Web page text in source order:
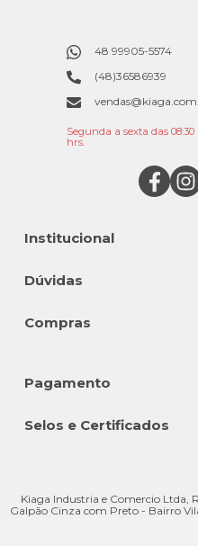
Institucional
Dúvidas
Compras
48 99905-5574
(48)36586939
Segunda a sexta das 08:30
hrs.
Pagamento
Selos e Certificados
Kiaga Industria e Comercio Ltda,
Galpão Cinza com Preto - Bairro